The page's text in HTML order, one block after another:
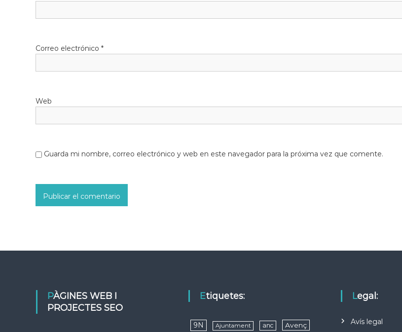
Correo electrónico *
Web
Guarda mi nombre, correo electrónico y web en este navegador para la próxima vez que comente.
PÀGINES WEB I
PROJECTES SEO
Etiquetes:
9N Ajuntament anc Avenç
Legal:
Avís legal